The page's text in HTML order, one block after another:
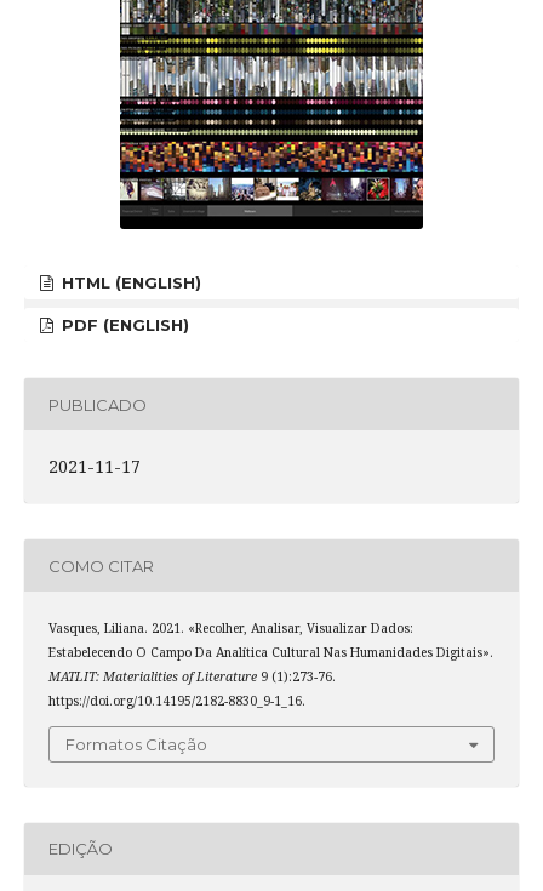
HTML (ENGLISH)
PDF (ENGLISH)
PUBLICADO
2021-11-17
COMO CITAR
Vasques, Liliana. 2021. «Recolher, Analisar, Visualizar Dados:
Estabelecendo O Campo Da Analítica Cultural Nas Humanidades Digitais».
MATLIT: Materialities of Literature9 (1):273-76.
https://doi.org/10.14195/2182-8830_9-1_16.
Formatos Citação
EDIÇÃO